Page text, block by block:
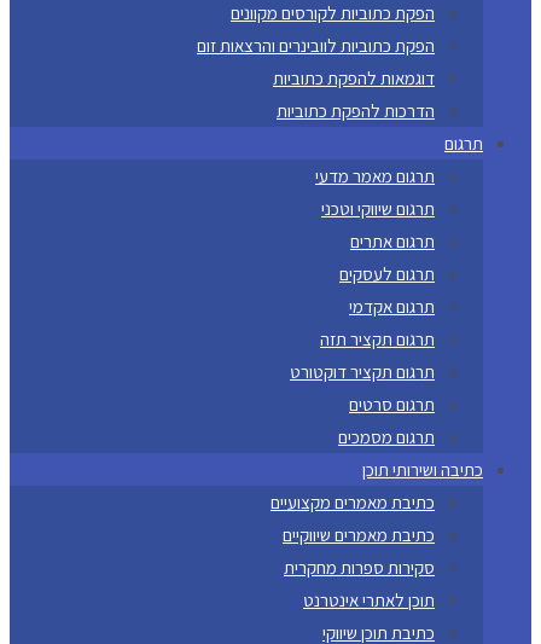
הפקת כתוביות לקורסים מקוונים
הפקת כתוביות לוובינרים והרצאות זום
דוגמאות להפקת כתוביות
הדרכות להפקת כתוביות
תרגום
תרגום מאמר מדעי
תרגום שיווקי וטכני
תרגום אתרים
תרגום לעסקים
תרגום אקדמי
תרגום תקציר תזה
תרגום תקציר דוקטורט
תרגום סרטים
תרגום מסמכים
כתיבה ושירותי תוכן
כתיבת מאמרים מקצועיים
כתיבת מאמרים שיווקיים
סקירות ספרות מחקרית
תוכן לאתרי אינטרנט
כתיבת תוכן שיווקי